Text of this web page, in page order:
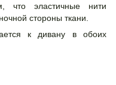
что эластичные нити
стороны ткани.
к дивану в обоих